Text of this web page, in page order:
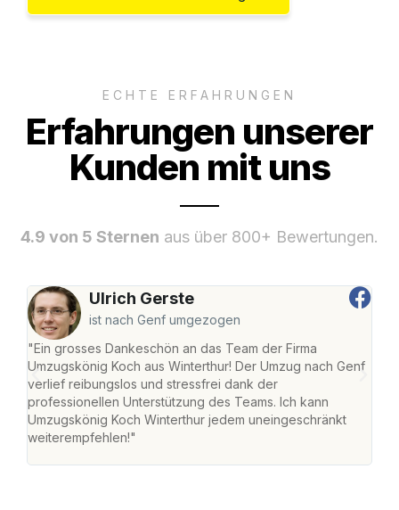
ECHTE ERFAHRUNGEN
Erfahrungen unserer
Kunden mit uns
4.9 von 5 Sternen aus über 800+ Bewertungen.
Ulrich Gerste
ist nach Genf umgezogen
"Ein grosses Dankeschön an das Team der Firma
Umzugskönig Koch aus Winterthur! Der Umzug nach Genf
verlief reibungslos und stressfrei dank der
professionellen Unterstützung des Teams. Ich kann
Umzugskönig Koch Winterthur jedem uneingeschränkt
weiterempfehlen!"